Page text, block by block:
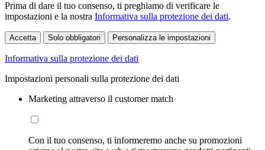
Prima di dare il tuo consenso, ti preghiamo di verificare le
impostazioni e la nostra Informativa sulla protezione dei dati.
Accetta Solo obbligatori Personalizza le impostazioni
Informativa sulla protezione dei dati
Impostazioni personali sulla protezione dei dati
Marketing attraverso il customer match
Con il tuo consenso, ti informeremo anche su promozioni